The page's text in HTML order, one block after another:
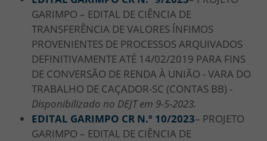
GARIMPO – EDITAL DE CIÊNCIA DE
TRANSFERÊNCIA DE VALORES ÍNFIMOS
PROVENIENTES DE PROCESSOS ARQUIVADOS
DEFINITIVAMENTE ATÉ 14/02/2019 PARA FINS
DE CONVERSÃO DE RENDA À UNIÃO - VARA DO
TRABALHO DE CAÇADOR-SC (CONTAS BB) -
Disponibilizado no DEJT em 9-5-2023.
EDITAL GARIMPO CR N.º 10/2023– PROJETO
GARIMPO – EDITAL DE CIÊNCIA DE